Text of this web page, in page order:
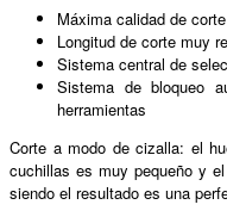
Máxima calidad de corte
Longitud de corte muy
Sistema central de
Sistema de bloqueo
herramientas
Corte a modo de cizalla: el
cuchillas es muy pequeño y
siendo el resultado es una